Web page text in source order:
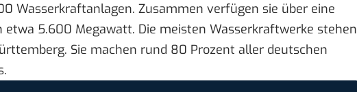
Wasserkraftanlagen. Zusammen verfügen sie über eine
5.600 Megawatt. Die meisten Wasserkraftwerke stehen
. Sie machen rund 80 Prozent aller deutschen